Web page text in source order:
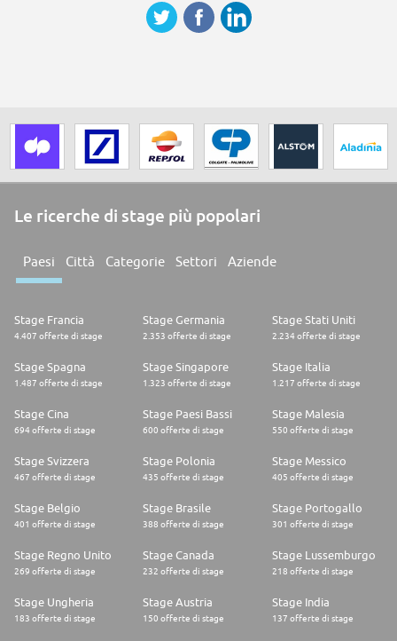
Le ricerche di stage più popolari
Paesi Città Categorie Settori Aziende
Stage Francia
4.407 offerte di stage
Stage Germania
2.353 offerte di stage
Stage Stati Uniti
2.234 offerte di stage
Stage Spagna
1.487 offerte di stage
Stage Singapore
1.323 offerte di stage
Stage Italia
1.217 offerte di stage
Stage Cina
694 offerte di stage
Stage Paesi Bassi
600 offerte di stage
Stage Malesia
550 offerte di stage
Stage Svizzera
467 offerte di stage
Stage Polonia
435 offerte di stage
Stage Messico
405 offerte di stage
Stage Belgio
401 offerte di stage
Stage Brasile
388 offerte di stage
Stage Portogallo
301 offerte di stage
Stage Regno Unito
269 offerte di stage
Stage Canada
232 offerte di stage
Stage Lussemburgo
218 offerte di stage
Stage Ungheria
183 offerte di stage
Stage Austria
150 offerte di stage
Stage India
137 offerte di stage